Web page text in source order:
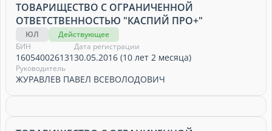
ТОВАРИЩЕСТВО С ОГРАНИЧЕННОЙ
ОТВЕТСТВЕННОСТЬЮ "КАСПИЙ ПРО+"
ЮЛ
Действующее
БИН
160540026131
Дата регистрации
30.05.2016 (10 лет 2 месяца)
Руководитель
ЖУРАВЛЕВ ПАВЕЛ ВСЕВОЛОДОВИЧ